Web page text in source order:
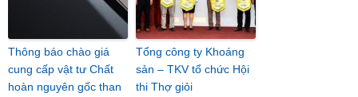
Thông báo chào giá
cung cấp vật tư Chất
hoàn nguyên gốc than
Tổng công ty Khoáng
sản – TKV tổ chức Hội
thi Thợ giỏi